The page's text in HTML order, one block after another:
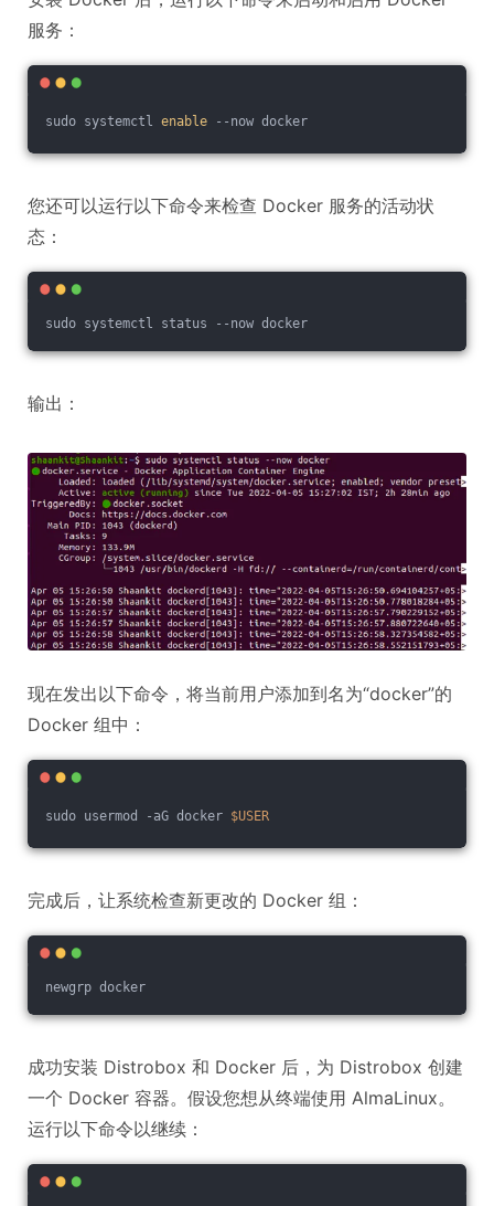
服务：
sudo systemctl enable --now docker
您还可以运行以下命令来检查 Docker 服务的活动状
态：
sudo systemctl status --now docker
输出：
现在发出以下命令，将当前用户添加到名为“docker”的
Docker 组中：
sudo usermod -aG docker $USER
完成后，让系统检查新更改的 Docker 组：
newgrp docker
成功安装 Distrobox 和 Docker 后，为 Distrobox 创建
一个 Docker 容器。假设您想从终端使用 AlmaLinux。
运行以下命令以继续：